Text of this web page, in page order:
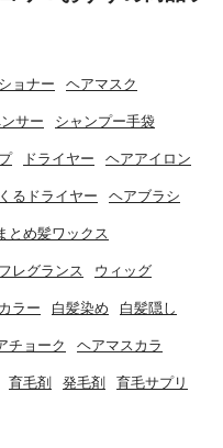
ョナー ヘアマスク
サー シャンプー手袋
ドライヤー ヘアアイロン
るドライヤー ヘアブラシ
とめ髪ワックス
レグランス ウィッグ
ラー 白髪染め 白髪隠し
チョーク ヘアマスカラ
育毛剤 発毛剤 育毛サプリ